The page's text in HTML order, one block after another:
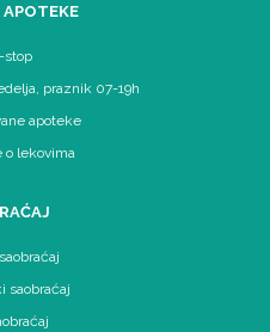
APOTEKE
stop
praznik 07-19h
apoteke
o lekovima
saobraćaj